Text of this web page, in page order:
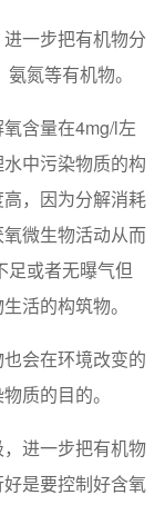
一步把有机物分
氮等有机物。
含量在4mg/l左
中污染物质的构
，因为分解消耗
微生物活动从而
足或者无曝气但
活的构筑物。
会在环境改变的
质的目的。
进一步把有机物
是要控制好含氧